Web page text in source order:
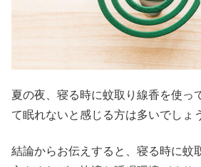
夏の夜、寝る時に蚊取り線香を使っ
て眠れないと感じる方は多いでしょ
結論からお伝えすると、寝る時に蚊